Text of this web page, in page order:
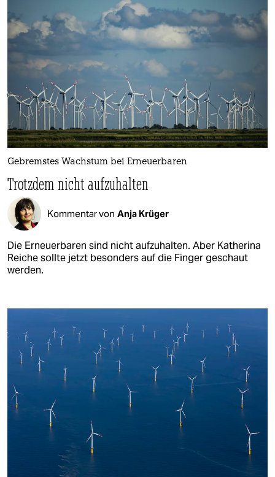
Gebremstes Wachstum bei Erneuerbaren
Trotzdem nicht aufzuhalten
Kommentar von Anja Krüger
Die Erneuerbaren sind nicht aufzuhalten. Aber Katherina
Reiche sollte jetzt besonders auf die Finger geschaut
werden.